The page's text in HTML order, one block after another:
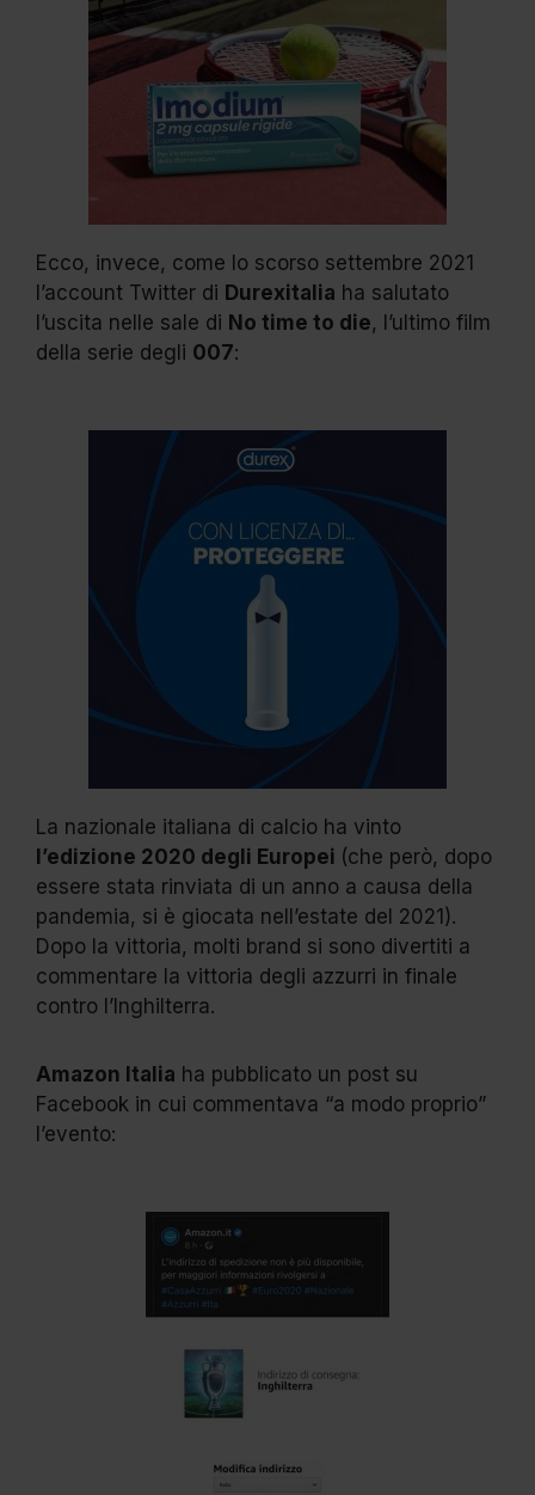
Ecco, invece, come lo scorso settembre 2021
l’account Twitter di Durexitalia ha salutato
l’uscita nelle sale di No time to die, l’ultimo film
della serie degli 007:
La nazionale italiana di calcio ha vinto
l’edizione 2020 degli Europei (che però, dopo
essere stata rinviata di un anno a causa della
pandemia, si è giocata nell’estate del 2021).
Dopo la vittoria, molti brand si sono divertiti a
commentare la vittoria degli azzurri in finale
contro l’Inghilterra.
Amazon Italia ha pubblicato un post su
Facebook in cui commentava “a modo proprio”
l’evento: